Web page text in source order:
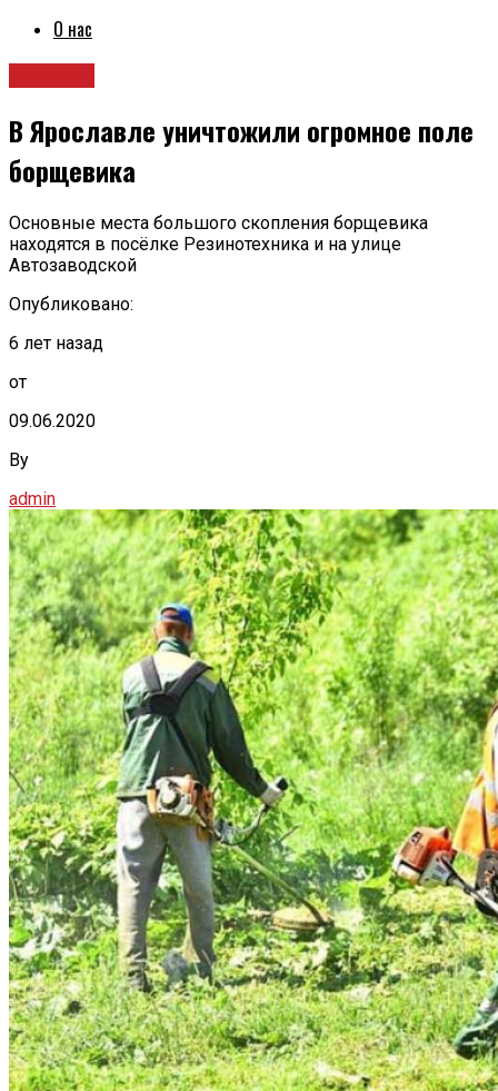
О нас
В Ярославле уничтожили огромное поле
борщевика
Основные места большого скопления борщевика
находятся в посёлке Резинотехника и на улице
Автозаводской
Опубликовано:
6 лет назад
от
09.06.2020
By
admin